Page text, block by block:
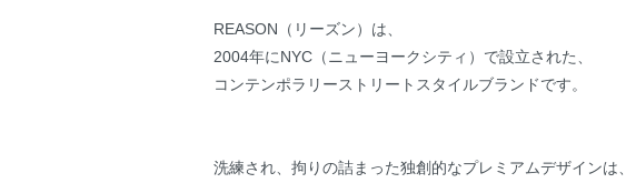
REASON（リーズン）は、
2004年にNYC（ニューヨークシティ）で設立された、
コンテンポラリーストリートスタイルブランドです。
洗練され、拘りの詰まった独創的なプレミアムデザインは、